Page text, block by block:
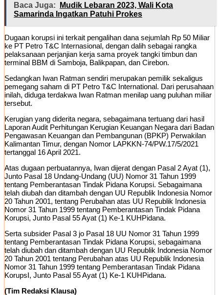
Baca Juga:
Mudik Lebaran 2023, Wali Kota
Samarinda Ingatkan Patuhi Prokes
Dugaan korupsi ini terkait pengalihan dana sejumlah Rp 50 Miliar
ke PT Petro T&C Internasional, dengan dalih sebagai rangka
pelaksanaan perjanjian kerja sama proyek tangki timbun dan
terminal BBM di Samboja, Balikpapan, dan Cirebon.
Sedangkan Iwan Ratman sendiri merupakan pemilik sekaligus
pemegang saham di PT Petro T&C International. Dari perusahaan
inilah, diduga terdakwa Iwan Ratman menilap uang puluhan miliar
tersebut.
Kerugian yang diderita negara, sebagaimana tertuang dari hasil
Laporan Audit Perhitungan Kerugian Keuangan Negara dari Badan
Pengawasan Keuangan dan Pembangunan (BPKP) Perwakilan
Kalimantan Timur, dengan Nomor LAPKKN-74/PW.17/5/2021
tertanggal 16 April 2021.
Atas dugaan perbuatannya, Iwan dijerat dengan Pasal 2 Ayat (1),
Junto Pasal 18 Undang-Undang (UU) Nomor 31 Tahun 1999
tentang Pemberantasan Tindak Pidana Korupsi. Sebagaimana
telah diubah dan ditambah dengan UU Republik Indonesia Nomor
20 Tahun 2001, tentang Perubahan atas UU Republik Indonesia
Nomor 31 Tahun 1999 tentang Pemberantasan Tindak Pidana
Korupsi, Junto Pasal 55 Ayat (1) Ke-1 KUHPidana.
Serta subsider Pasal 3 jo Pasal 18 UU Nomor 31 Tahun 1999
tentang Pemberantasan Tindak Pidana Korupsi, sebagaimana
telah diubah dan ditambah dengan UU Republik Indonesia Nomor
20 Tahun 2001 tentang Perubahan atas UU Republik Indonesia
Nomor 31 Tahun 1999 tentang Pemberantasan Tindak Pidana
KorupsI, Junto Pasal 55 Ayat (1) Ke-1 KUHPidana.
(Tim Redaksi Klausa)